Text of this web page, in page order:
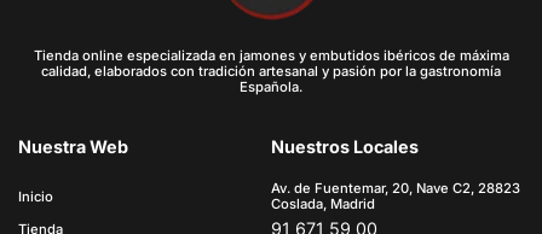
Tienda online especializada en jamones y embutidos ibéricos de máxima
calidad, elaborados con tradición artesanal y pasión por la gastronomía
Española.
Nuestra Web
Inicio
Tienda
Nuestros Locales
Av. de Fuentemar, 20, Nave C2, 28823
Coslada, Madrid
91 671 59 00